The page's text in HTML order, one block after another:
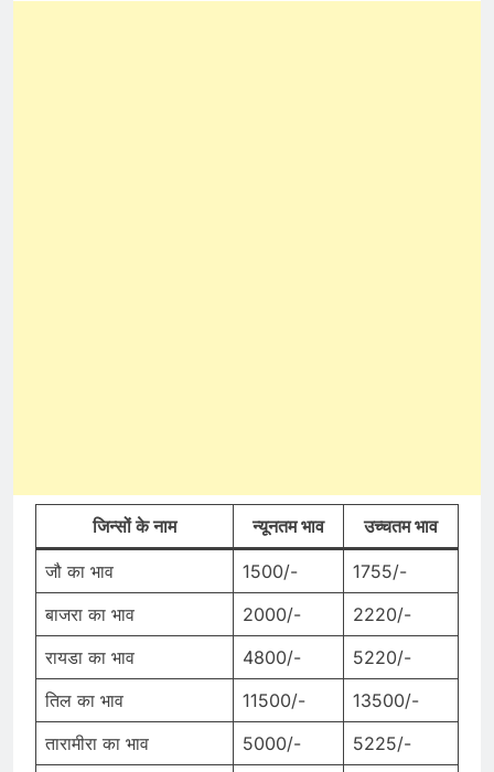
जिन्सों के नाम न्यूनतम भाव उच्चतम भाव
जौ का भाव 1500/-
1755/-
बाजरा का भाव
2000/-
2220/-
रायडा का भाव
4800/-
5220/-
तिल का भाव
11500/-
13500/-
तारामीरा का भाव
5000/-
5225/-